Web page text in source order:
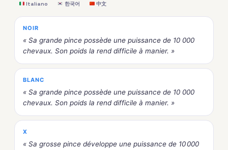
Italiano
한국어 中文
NOIR
« Sa grande pince possède une puissance de 10 000
chevaux. Son poids la rend difficile à manier. »
BLANC
« Sa grande pince possède une puissance de 10 000
chevaux. Son poids la rend difficile à manier. »
X
« Sa grosse pince développe une puissance de 10 000